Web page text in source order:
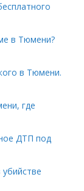
в Тюмени?
в Тюмени.
где
ДТП под